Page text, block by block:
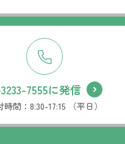
7555に発信
時間： 8:30-17:15 （平日）